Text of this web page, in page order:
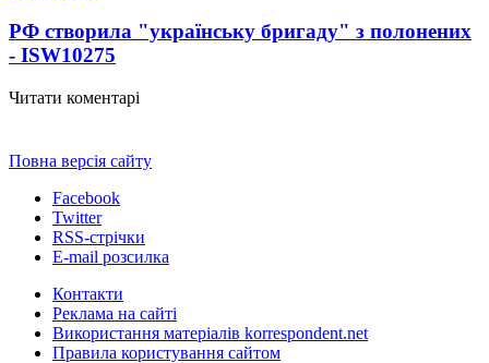
РФ створила "українську бригаду" з полонених
- ISW10275
Читати коментарі
Повна версія сайту
Facebook
Twitter
RSS-стрічки
E-mail розсилка
Контакти
Реклама на сайті
Використання матеріалів korrespondent.net
Правила користування сайтом